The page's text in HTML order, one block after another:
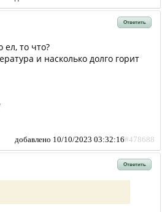
Ответить
ел, то что?
и насколько долго горит
добавлено 10/10/2023 03:32:16#478688
Ответить